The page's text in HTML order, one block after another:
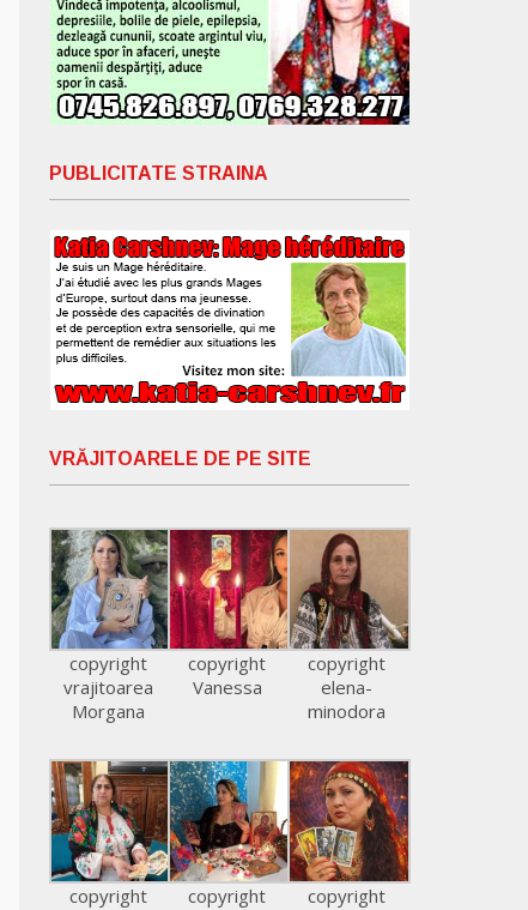
PUBLICITATE STRAINA
VRĂJITOARELE DE PE SITE
copyright
vrajitoarea
Morgana
copyright
Vanessa
copyright
elena-
minodora
copyright
copyright
copyright